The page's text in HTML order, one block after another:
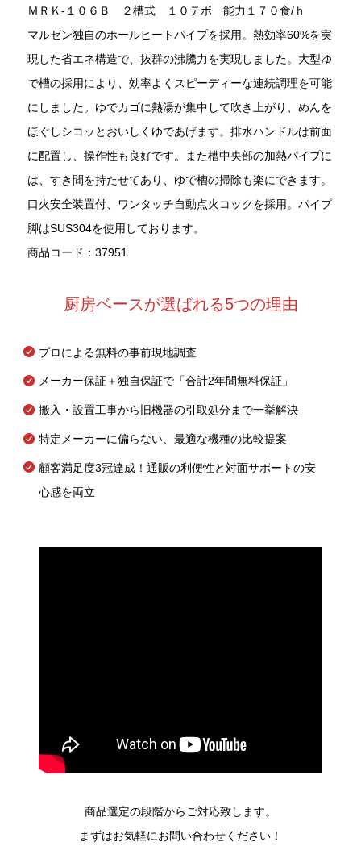
ＭＲＫ-１０６Ｂ ２槽式 １０テボ 能力１７０食/ｈ
マルゼン独自のホールヒートパイプを採用。熱効率60%を実
現した省エネ構造で、抜群の沸騰力を実現しました。大型ゆ
で槽の採用により、効率よくスピーディーな連続調理を可能
にしました。ゆでカゴに熱湯が集中して吹き上がり、めんを
ほぐしシコッとおいしくゆであげます。排水ハンドルは前面
に配置し、操作性も良好です。また槽中央部の加熱パイプに
は、すき間を持たせてあり、ゆで槽の掃除も楽にできます。
口火安全装置付、ワンタッチ自動点火コックを採用。パイプ
脚はSUS304を使用しております。
商品コード：37951
厨房ベースが選ばれる5つの理由
プロによる無料の事前現地調査
メーカー保証＋独自保証で「合計2年間無料保証」
搬入・設置工事から旧機器の引取処分まで一挙解決
特定メーカーに偏らない、最適な機種の比較提案
顧客満足度3冠達成！通販の利便性と対面サポートの安
心感を両立
商品選定の段階からご対応致します。
まずはお気軽にお問い合わせください！